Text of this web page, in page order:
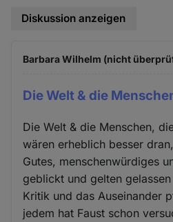
Diskussion anzeigen
Barbara Wilhelm (nicht
Die Welt & die
Die Welt & die Menschen,
wären erheblich besser
Gutes, menschenwürdiges
geblickt und gelten
Kritik und das Auseinander
jedem hat Faust schon